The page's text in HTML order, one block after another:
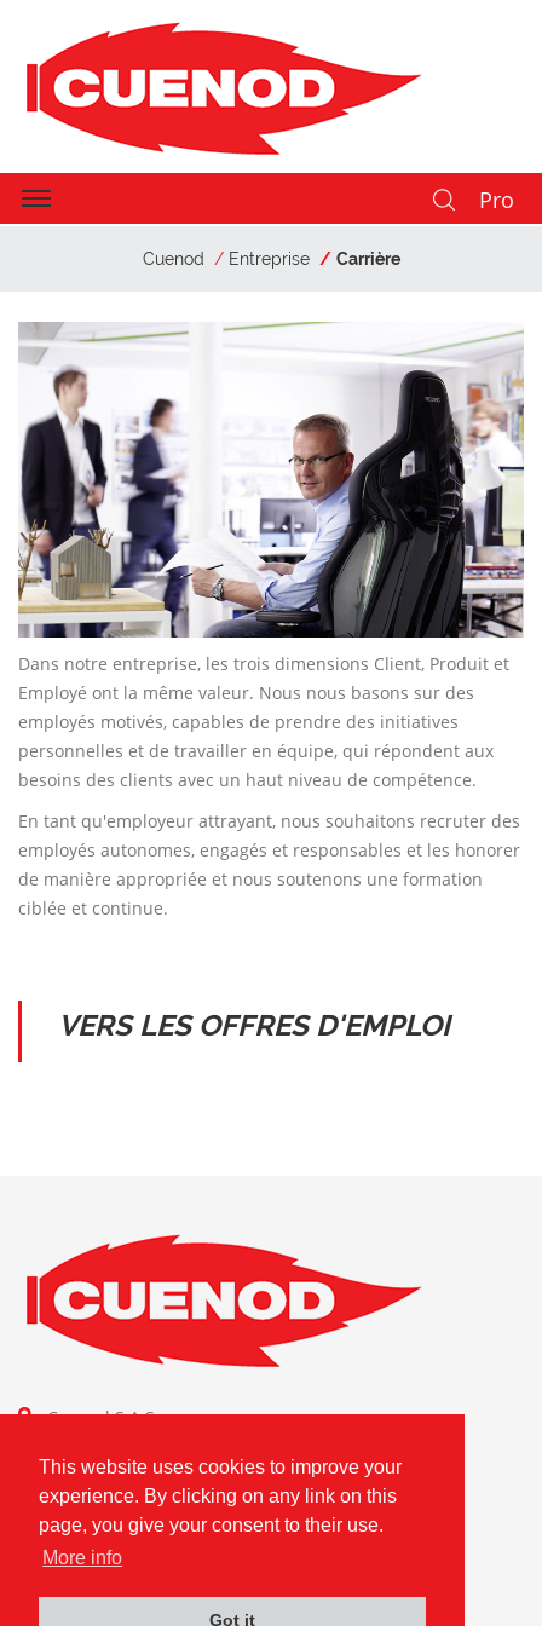
This website uses cookies to improve your
experience. By clicking on any link on this
page, you give your consent to their use.
More info
Got it
Pro
Cuenod Entreprise Carrière
Dans notre entreprise, les trois dimensions Client, Produit et
Employé ont la même valeur. Nous nous basons sur des
employés motivés, capables de prendre des initiatives
personnelles et de travailler en équipe, qui répondent aux
besoins des clients avec un haut niveau de compétence.
En tant qu'employeur attrayant, nous souhaitons recruter des
employés autonomes, engagés et responsables et les honorer
de manière appropriée et nous soutenons une formation
ciblée et continue.
VERS LES OFFRES D'EMPLOI
Cuenod S.A.S.
Ariston Group
FR80796180420